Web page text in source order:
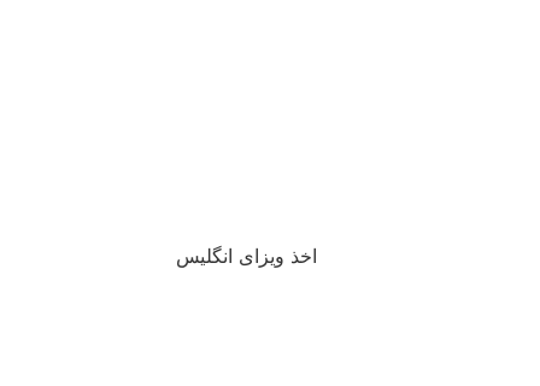
اخذ ویزای انگلیس